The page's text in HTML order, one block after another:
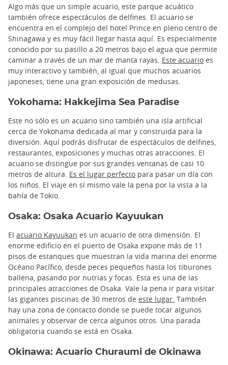
Algo más que un simple acuario, este parque acuático
también ofrece espectáculos de delfines. El acuario se
encuentra en el complejo del hotel Prince en pleno centro de
Shinagawa y es muy fácil llegar hasta aquí. Es especialmente
conocido por su pasillo a 20 metros bajo el agua que permite
caminar a través de un mar de manta rayas. Este acuario es
muy interactivo y también, al igual que muchos acuarios
japoneses, tiene una gran exposición de medusas.
Yokohama: Hakkejima Sea Paradise
Este no sólo es un acuario sino también una isla artificial
cerca de Yokohama dedicada al mar y construida para la
diversión. Aquí podrás disfrutar de espectáculos de delfines,
restaurantes, exposiciones y muchas otras atracciones. El
acuario se distingue por sus grandes ventanas de casi 10
metros de altura. Es el lugar perfecto para pasar un día con
los niños. El viaje en sí mismo vale la pena por la vista a la
bahía de Tokio.
Osaka: Osaka Acuario Kayuukan
El acuario Kayuukan es un acuario de otra dimensión. El
enorme edificio en el puerto de Osaka expone más de 11
pisos de estanques que muestran la vida marina del enorme
Océano Pacífico, desde peces pequeños hasta los tiburones
ballena, pasando por nutrias y focas. Esta es una de las
principales atracciones de Osaka. Vale la pena ir para visitar
las gigantes piscinas de 30 metros de este lugar. También
hay una zona de contacto donde se puede tocar algunos
animales y observar de cerca algunos otros. Una parada
obligatoria cuando se está en Osaka.
Okinawa: Acuario Churaumi de Okinawa